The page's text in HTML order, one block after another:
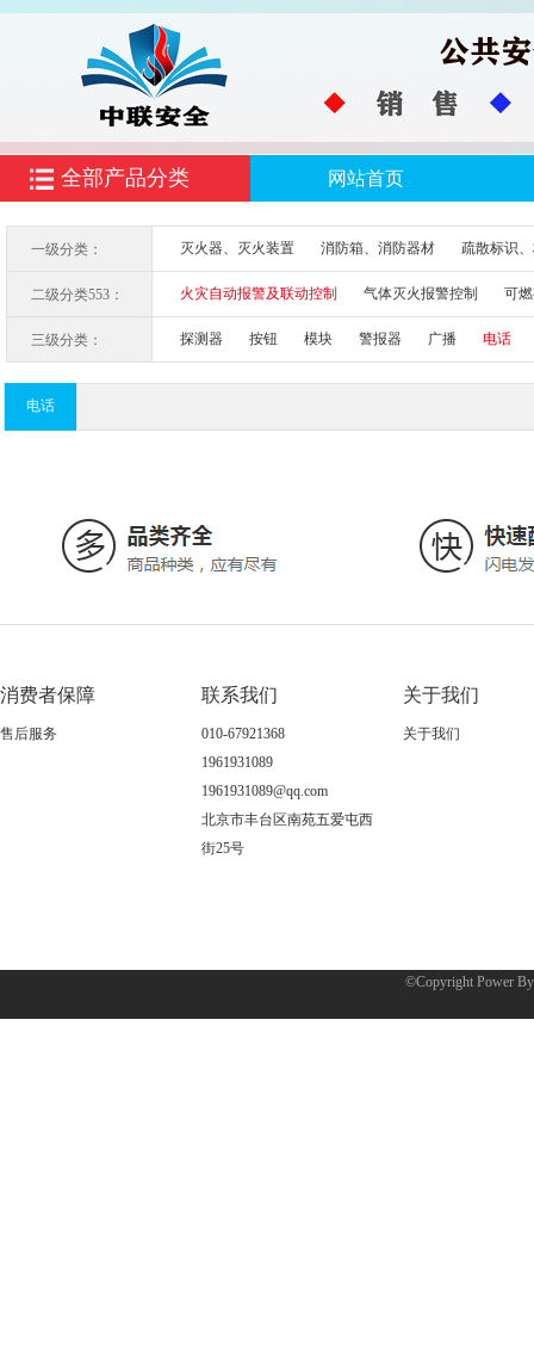
全部产品分类 网站首页
一级分类： 灭火器、灭火装置 消防箱、消防器材 疏散标识
二级分类553： 火灾自动报警及联动控制 气体灭火报警控制 可
消防应急疏散余压监控 防火门监控
三级分类： 探测器 按钮 模块 警报器 广播 电话
电话
消费者保障
售后服务
联系我们
010-67921368
1961931089
1961931089@qq.com
北京市丰台区南苑五爱屯西
街25号
关于我们
关于我们
©Copyright Power